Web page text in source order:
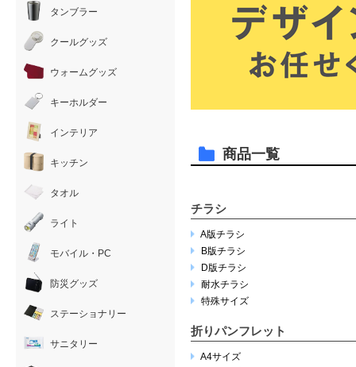
商品一覧
チラシ
A版チラシ
B版チラシ
D版チラシ
耐水チラシ
特殊サイズ
折りパンフレット
A4サイズ
タンブラー
クールグッズ
ウォームグッズ
キーホルダー
インテリア
キッチン
タオル
ライト
モバイル・PC
防災グッズ
ステーショナリー
サニタリー